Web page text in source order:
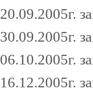
20.09.2005г.
30.09.2005г.
06.10.2005г.
16.12.2005г.